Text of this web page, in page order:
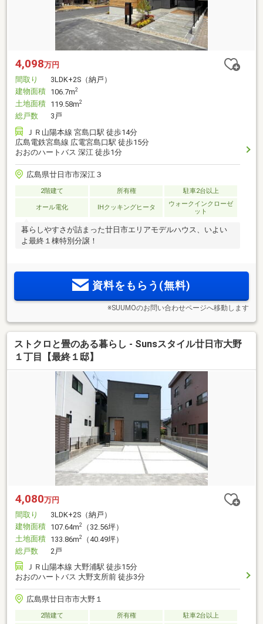
4,098万円
間取り
3LDK+2S（納戸）
建物面積 106.7m2
土地面積 119.58m2
総戸数
3戸
ＪＲ山陽本線 宮島口駅 徒歩14分
広島電鉄宮島線 広電宮島口駅 徒歩15分
おおのハートバス 深江 徒歩1分
広島県廿日市市深江３
2階建て 所有権 駐車2台以上
オール電化 IHクッキングヒータ
ウォークインクローゼ
ット
暮らしやすさが詰まった廿日市エリアモデルハウス、いよい
よ最終１棟特別分譲！
資料をもらう(無料)
※SUUMOのお問い合わせページへ移動します
ストクロと畳のある暮らし - Sunsスタイル廿日市大野
１丁目【最終１邸】
4,080万円
間取り
3LDK+2S（納戸）
建物面積 107.64m2
（32.56坪）
土地面積 133.86m2
（40.49坪）
総戸数
2戸
ＪＲ山陽本線 大野浦駅 徒歩15分
おおのハートバス 大野支所前 徒歩3分
広島県廿日市市大野１
2階建て 所有権
駐車2台以上